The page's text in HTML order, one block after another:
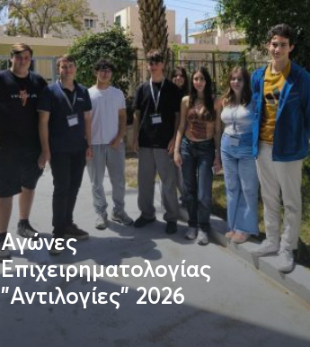
Αγώνες
Επιχειρηματολογίας
"Αντιλογίες" 2026